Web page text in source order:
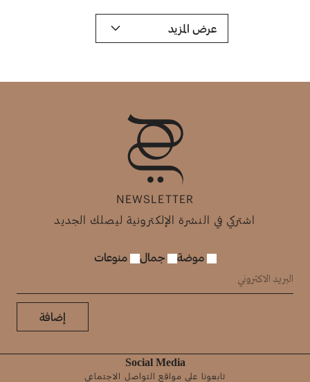
عرض المزيد
NEWSLETTER
اشتركي في النشرة الإلكترونية ليصلك الجديد
موضة جمال منوعات
إضافة
Social Media
تابعونا على مواقع التواصل الاجتماعي